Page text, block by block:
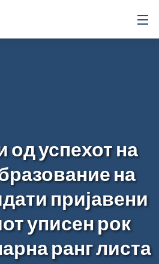
од успехот на
на
пријавени
уписен рок
ранг листа